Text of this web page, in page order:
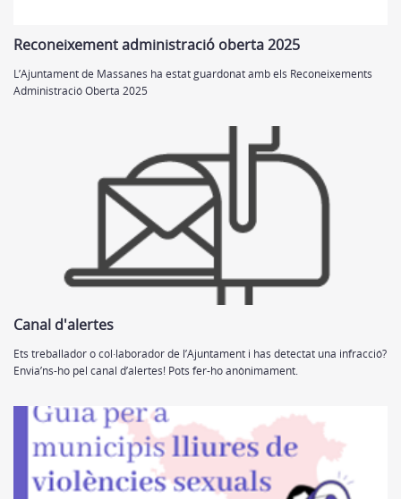
Reconeixement administració oberta 2025
L’Ajuntament de Massanes ha estat guardonat amb els Reconeixements
Administració Oberta 2025
Canal d'alertes
Ets treballador o col·laborador de l’Ajuntament i has detectat una infracció?
Envia’ns-ho pel canal d’alertes! Pots fer-ho anònimament.